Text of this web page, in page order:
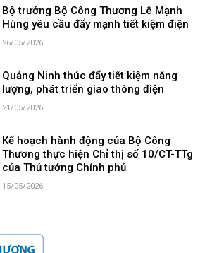
Bộ trưởng Bộ Công Thương Lê Mạnh
Hùng yêu cầu đẩy mạnh tiết kiệm điện
26/05/2026
Quảng Ninh thúc đẩy tiết kiệm năng
lượng, phát triển giao thông điện
21/05/2026
Kế hoạch hành động của Bộ Công
Thương thực hiện Chỉ thị số 10/CT-TTg
của Thủ tướng Chính phủ
15/05/2026